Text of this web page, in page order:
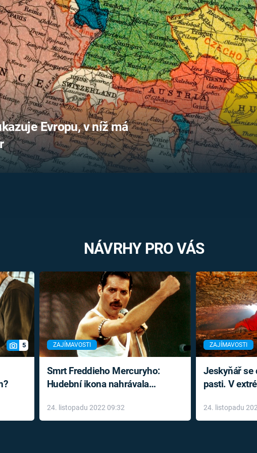
UFO A
MIMOZEMŠŤANÉ
UTAJENÉ PŘÍBĚHY
ČESKÝCH DĚJIN
ALTERNATIVNÍ
HISTORIE
FILMY
REALITA
HORORY
REALITA
OPTICKÉ
KLAMY
Evropu, v níž má
NÁVRHY PRO VÁS
5 ZAJÍMAVOSTI
Smrt Freddieho Mercuryho:
Hudební ikona nahrávala
léky
24. listopadu 2022 09:32
ZAJÍMAVOSTI
Jeskyňář se
pasti. V
24. listopadu